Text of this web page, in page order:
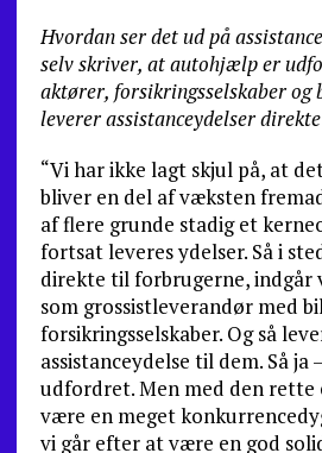
Hvordan ser det ud på
selv skriver, at autohjælp er
aktører, forsikringsselskaber og
leverer assistanceydelser
“Vi har ikke lagt skjul på, at
bliver en del af væksten
af flere grunde stadig et
fortsat leveres ydelser. Så i
direkte til forbrugerne, indgår
som grossistleverandør med
forsikringsselskaber. Og så
assistanceydelse til dem. Så
udfordret. Men med den
være en meget
vi går efter at være en god